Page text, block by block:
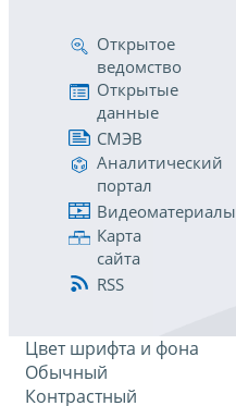
Открытое
ведомство
Открытые
данные
СМЭВ
Аналитический
портал
Видеоматериалы
Карта
сайта
RSS
Цвет шрифта и фона
Обычный
Контрастный